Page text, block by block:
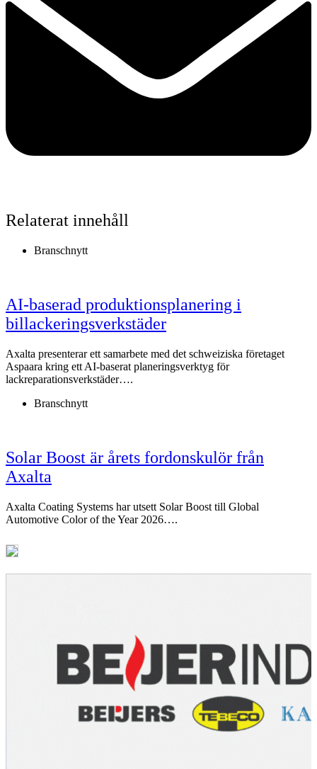
Relaterat innehåll
Branschnytt
AI-baserad produktionsplanering i
billackeringsverkstäder
Axalta presenterar ett samarbete med det schweiziska företaget
Aspaara kring ett AI-baserat planeringsverktyg för
lackreparationsverkstäder….
Branschnytt
Solar Boost är årets fordonskulör från
Axalta
Axalta Coating Systems har utsett Solar Boost till Global
Automotive Color of the Year 2026….